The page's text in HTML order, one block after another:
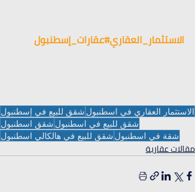
الاستثمار_العقاري#عقارات_إسطنبول
الاستثمار العقاري في اسطنبول شقق للبيع في إسطنبول
شقق للبيع في اسطنبول شقق اسطنبول
شقة في اسطنبول شقق للبيع في هالكالي اسطنبول
مقالات عقارية